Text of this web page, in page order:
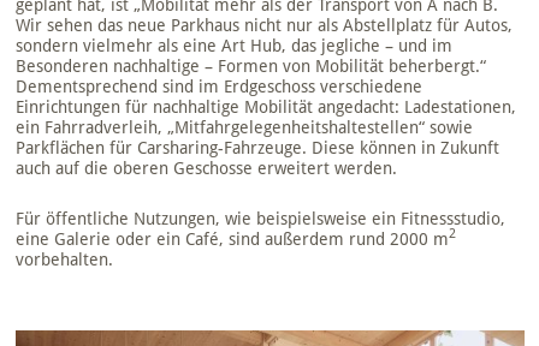
geplant hat, ist „Mobilität mehr als der Transport von A nach B.
Wir sehen das neue Parkhaus nicht nur als Abstellplatz für Autos,
sondern vielmehr als eine Art Hub, das jegliche – und im
Besonderen nachhaltige – Formen von Mobilität beherbergt.“
Dementsprechend sind im Erdgeschoss verschiedene
Einrichtungen für nachhaltige Mobilität angedacht: Ladestationen,
ein Fahrradverleih, „Mitfahrgelegenheitshaltestellen“ sowie
Parkflächen für Carsharing-Fahrzeuge. Diese können in Zukunft
auch auf die oberen Geschosse erweitert werden.
Für öffentliche Nutzungen, wie beispielsweise ein Fitnessstudio,
eine Galerie oder ein Café, sind außerdem rund 2000 m2
vorbehalten.